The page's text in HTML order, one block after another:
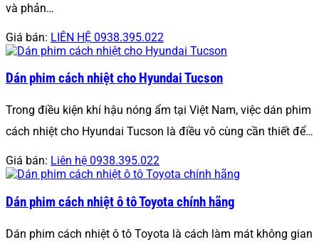
và phản…
Giá bán: LIÊN HỆ 0938.395.022
Dán phim cách nhiệt cho Hyundai Tucson
Trong điều kiện khí hậu nóng ẩm tại Việt Nam, việc dán phim
cách nhiệt cho Hyundai Tucson là điều vô cùng cần thiết để…
Giá bán: Liên hệ 0938.395.022
Dán phim cách nhiệt ô tô Toyota chính hãng
Dán phim cách nhiệt ô tô Toyota là cách làm mát không gian